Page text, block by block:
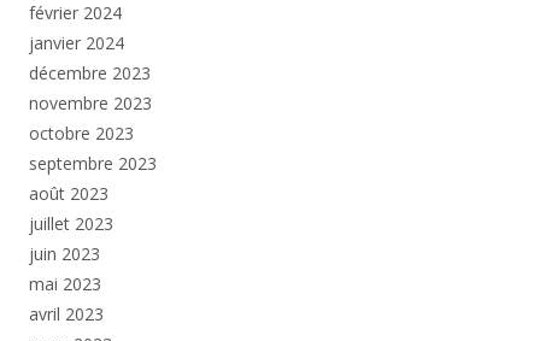
février 2024
janvier 2024
décembre 2023
novembre 2023
octobre 2023
septembre 2023
août 2023
juillet 2023
juin 2023
mai 2023
avril 2023